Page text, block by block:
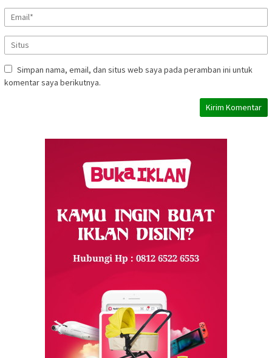
Simpan nama, email, dan situs web saya pada peramban ini untuk
komentar saya berikutnya.